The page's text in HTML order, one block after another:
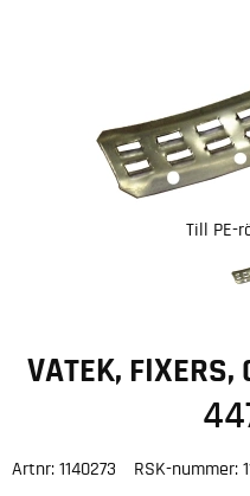
Till PE-
VATEK,
Artnr: 1140273 RSK-nummer: